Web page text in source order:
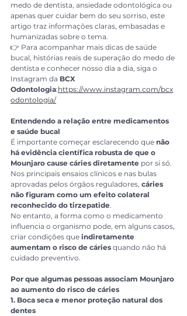
medo de dentista, ansiedade odontológica ou
apenas quer cuidar bem do seu sorriso, este
artigo traz informações claras, embasadas e
humanizadas sobre o tema.
👉 Para acompanhar mais dicas de saúde
bucal, histórias reais de superação do medo de
dentista e conhecer nosso dia a dia, siga o
Instagram da BCX
Odontologia:https://www.instagram.com/bcx
odontologia/
Entendendo a relação entre medicamentos
e saúde bucal
É importante começar esclarecendo que não
há evidência científica robusta de que o
Mounjaro cause cáries diretamente por si só.
Nos principais ensaios clínicos e nas bulas
aprovadas pelos órgãos reguladores, cáries
não figuram como um efeito colateral
reconhecido do tirzepatide.
No entanto, a forma como o medicamento
influencia o organismo pode, em alguns casos,
criar condições que indiretamente
aumentam o risco de cáries quando não há
cuidado preventivo.
Por que algumas pessoas associam Mounjaro
ao aumento do risco de cáries
1. Boca seca e menor proteção natural dos
dentes